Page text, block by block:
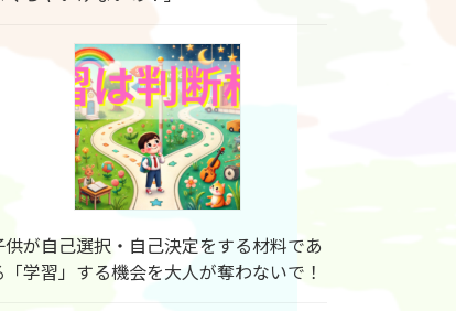
供が自己選択・自己決定をする材料であ
「学習」する機会を大人が奪わないで！